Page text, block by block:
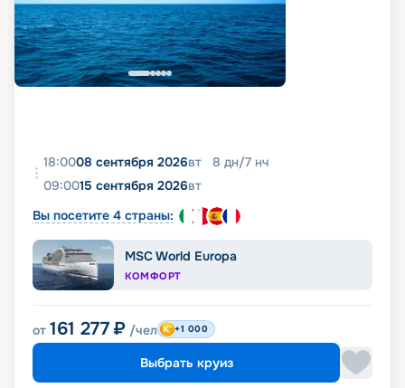
18:0008 сентября 2026вт 8 дн/7 нч
09:0015 сентября 2026вт
Вы посетите 4 страны:
MSC World Europa
КОМФОРТ
от 161 277 ₽ /чел +1 000
Выбрать круиз